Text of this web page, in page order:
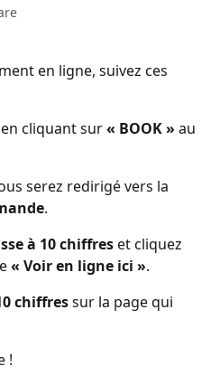
en ligne, suivez ces
en cliquant sur « BOOK » au
serez redirigé vers la
.
à 10 chiffres et cliquez
« Voir en ligne ici ».
chiffres sur la page qui
!